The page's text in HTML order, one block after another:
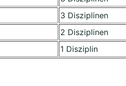
3 Disziplinen
2 Disziplinen
1 Disziplin